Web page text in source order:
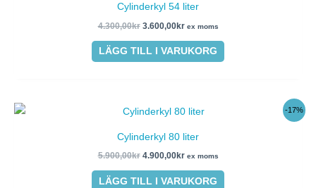
Cylinderkyl 54 liter
4.300,00kr
var:
4.300,00kr.
3.600,00kr
är:
3.600,00kr.
ex moms
LÄGG TILL I VARUKORG
-17%
Cylinderkyl 80 liter
5.900,00kr
Det
ursprungliga
var:
5.900,00kr.
4.900,00kr
Det
är:
4.900,00kr.
ex moms
LÄGG TILL I VARUKORG